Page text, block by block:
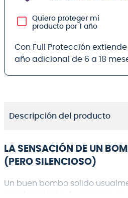
Quiero proteger mi
producto por 1 año
Con Full Protección
año adicional de 6 a 18
Descripción del producto
LA SENSACIÓN DE UN
(PERO SILENCIOSO)
Un buen bombo solido